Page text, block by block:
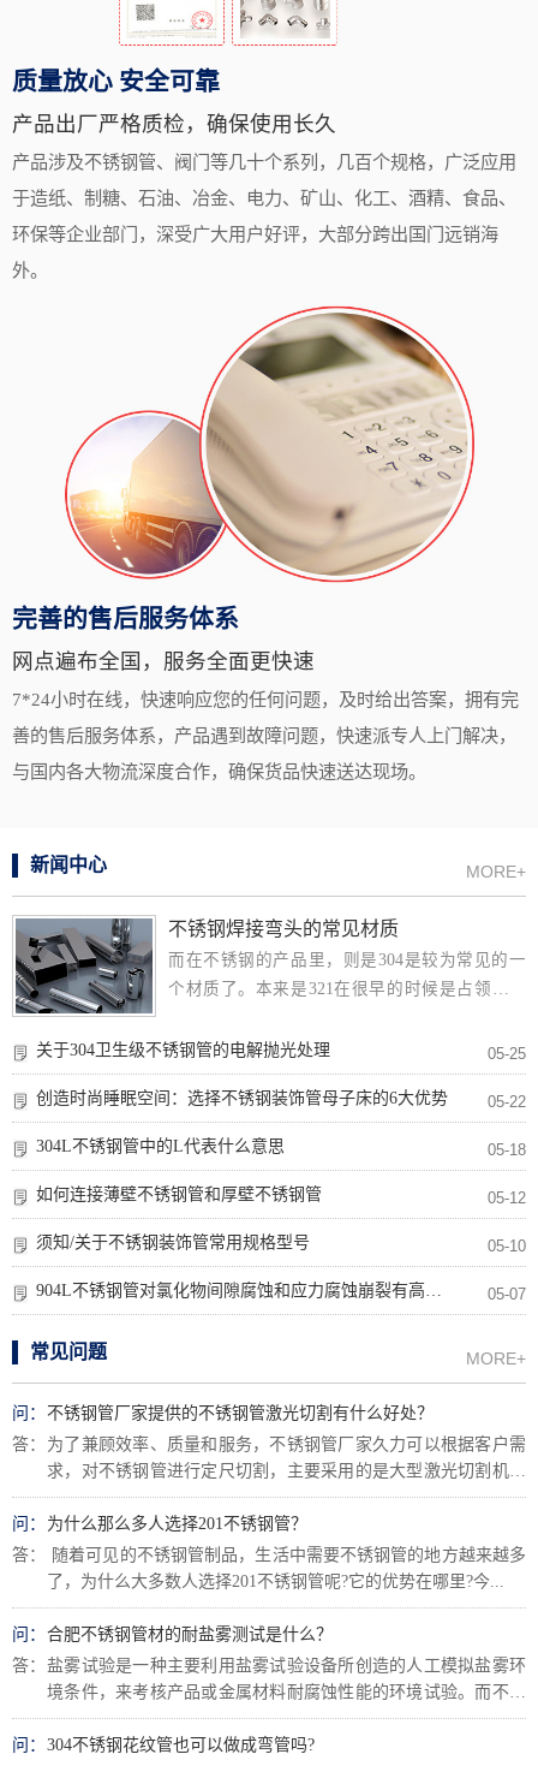
质量放心 安全可靠
产品出厂严格质检，确保使用长久
产品涉及不锈钢管、阀门等几十个系列，几百个规格，广泛应用
于造纸、制糖、石油、冶金、电力、矿山、化工、酒精、食品、
环保等企业部门，深受广大用户好评，大部分跨出国门远销海
外。
完善的售后服务体系
网点遍布全国，服务全面更快速
7*24小时在线，快速响应您的任何问题，及时给出答案，拥有完
善的售后服务体系，产品遇到故障问题，快速派专人上门解决，
与国内各大物流深度合作，确保货品快速送达现场。
新闻中心 MORE+
不锈钢焊接弯头的常见材质
而在不锈钢的产品里，则是304是较为常见的一
个材质了。本来是321在很早的时候是占领天下
关于304卫生级不锈钢管的电解抛光处理
05-25
创造时尚睡眠空间：选择不锈钢装饰管母子床的6大优势 05-22
304L不锈钢管中的L代表什么意思 05-18
如何连接薄壁不锈钢管和厚壁不锈钢管 05-12
须知/关于不锈钢装饰管常用规格型号 05-10
904L不锈钢管对氯化物间隙腐蚀和应力腐蚀崩裂有高度抗性 05-07
常见问题 MORE+
问： 不锈钢管厂家提供的不锈钢管激光切割有什么好处？
答：
为了兼顾效率、质量和服务，不锈钢管厂家久力可以根据客户需
求，对不锈钢管进行定尺切割，主要采用的是大型激光切割机。
今天，小编就简...
问：
为什么那么多人选择201不锈钢管？
答：
随着可见的不锈钢管制品，生活中需要不锈钢管的地方越来越多
了，为什么大多数人选择201不锈钢管呢?它的优势在哪里?今...
问： 合肥不锈钢管材的耐盐雾测试是什么？
答： 盐雾试验是一种主要利用盐雾试验设备所创造的人工模拟盐雾环
境条件，来考核产品或金属材料耐腐蚀性能的环境试验。而不锈
钢管盐雾测试，...
问： 304不锈钢花纹管也可以做成弯管吗?